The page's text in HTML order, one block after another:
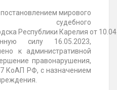
мирового
Республики Карелия от
силу 16.05.2023,
к административной
правонарушения,
КоАП РФ, с назначением